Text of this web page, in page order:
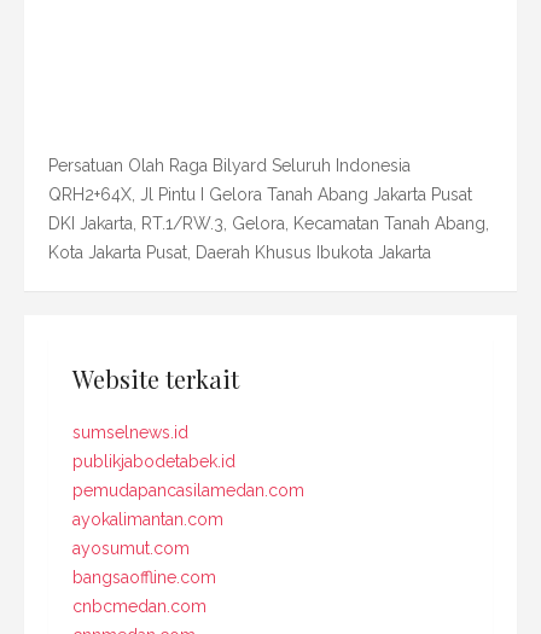
Persatuan Olah Raga Bilyard Seluruh Indonesia
QRH2+64X, Jl Pintu I Gelora Tanah Abang Jakarta Pusat
DKI Jakarta, RT.1/RW.3, Gelora, Kecamatan Tanah Abang,
Kota Jakarta Pusat, Daerah Khusus Ibukota Jakarta
Website terkait
sumselnews.id
publikjabodetabek.id
pemudapancasilamedan.com
ayokalimantan.com
ayosumut.com
bangsaoffline.com
cnbcmedan.com